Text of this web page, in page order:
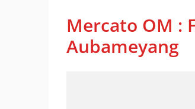
Mercato OM :
Aubameyang